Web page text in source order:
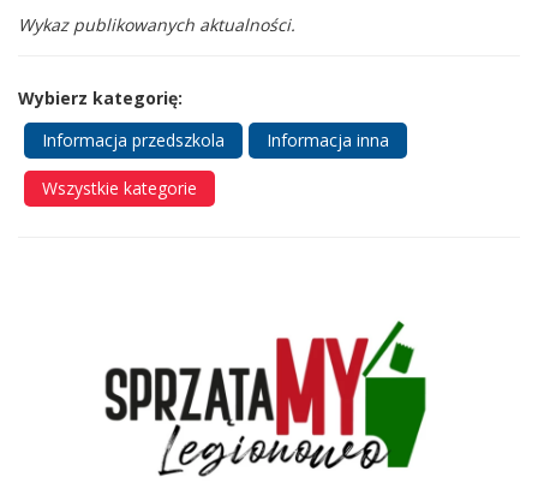
Wykaz publikowanych aktualności.
Wybierz kategorię:
Informacja przedszkola
Informacja inna
Wszystkie kategorie